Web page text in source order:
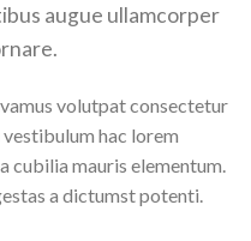
augue ullamcorper
volutpat consectetur
hac lorem
mauris elementum.
a dictumst potenti.